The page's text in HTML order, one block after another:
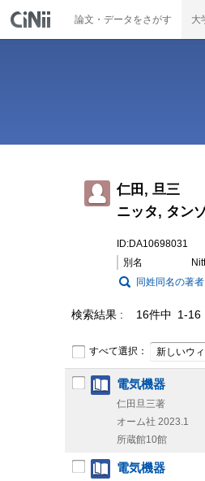
論文・データをさがす 大
仁田, 旦三
ニッタ, タン
ID:DA10698031
別名
同姓同名の著
検索結果 16件中 1-16
すべて選択： 新しいウ
電気機器
仁田旦三著
オーム社 2023.1
所蔵館10館
電気機器